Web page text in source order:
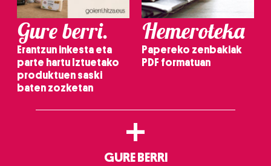
Gure berri.
Erantzun inkesta eta
parte hartu Iztuetako
produktuen saski
baten zozketan
Hemeroteka
Papereko zenbakiak
PDF formatuan
+
GURE BERRI